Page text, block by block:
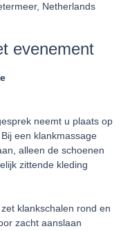
Netherlands
evenement
neemt u plaats op
een klankmassage
alleen de schoenen
zittende kleding
klankschalen rond en
zacht aanslaan